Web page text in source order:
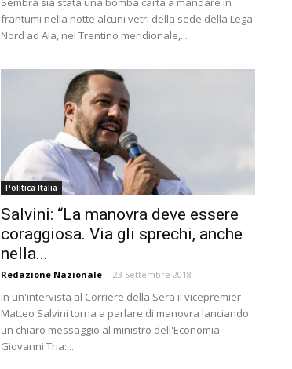
frantumi nella notte alcuni vetri della sede della Lega
Nord ad Ala, nel Trentino meridionale,...
Politica Italia
Salvini: “La manovra deve essere
coraggiosa. Via gli sprechi, anche
nella...
Redazione Nazionale - 23 Settembre 2018
In un'intervista al Corriere della Sera il vicepremier
Matteo Salvini torna a parlare di manovra lanciando
un chiaro messaggio al ministro dell'Economia
Giovanni Tria:...